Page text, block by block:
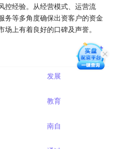
控经验。从经营模式、运营流
务等多角度确保出资客户的资金
上有着良好的口碑及声誉。
发展
教育
南自